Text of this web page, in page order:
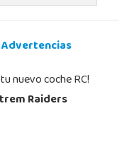
Advertencias
nuevo coche RC!
Raiders